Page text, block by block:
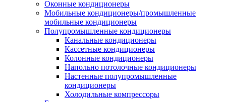
Оконные кондиционеры
Мобильные кондиционеры/промышленные
мобильные кондиционеры
Полупромышленные кондиционеры
Канальные кондиционеры
Кассетные кондиционеры
Колонные кондиционеры
Напольно потолочные кондиционеры
Настенные полупромышленные
кондиционеры
Холодильные компрессоры